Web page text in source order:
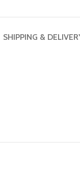
SHIPPING &